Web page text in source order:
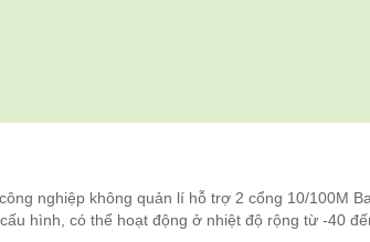
công nghiệp không quản lí hỗ trợ 2 cổng 10/100M
hình, có thể hoạt động ở nhiệt độ rộng từ -40